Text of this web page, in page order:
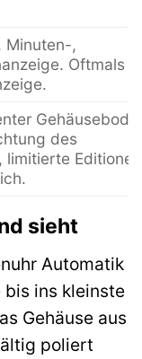
Minuten-,
Oftmals
des
Editionen
sieht
Automatik
bis ins kleinste
Gehäuse aus
poliert